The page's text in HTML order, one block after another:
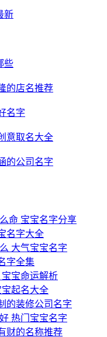
新
些
的店名推荐
名字
意取名大全
的公司名字
命 宝宝名字分享
名字大全
大气宝宝名字
字全集
宝宝命运解析
宝起名大全
的装修公司名字
热门宝宝名字
财的名称推荐